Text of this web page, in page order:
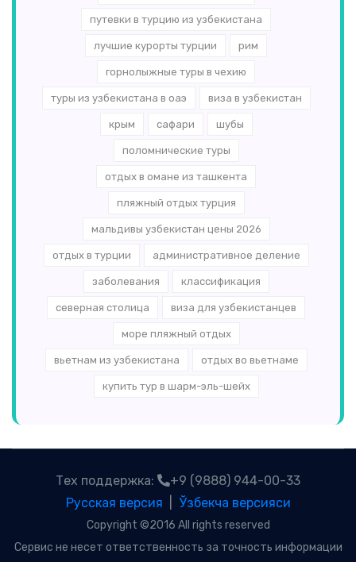
путевки в турцию из узбекистана
лучшие курорты турции рим
горнолыжные туры в чехию
туры из узбекистана в оаэ виза в узбекистан
крым сафари шубы
поломнические туры
отдых в омане из ташкента
пляжный отдых турция
мальдивы узбекистан цены 2026
отдых в турции административное деление
заболевания классификация
северная столица виза для узбекистанцев
море пляжный отдых
вьетнам из узбекистана отдых во вьетнаме
купить тур в шарм-эль-шейх
Тех поддержка:
+9 (9888) 944-00-33
Русская версия
Ўзбекча версияси
Copyright ©2016 All rights reserved
Сервис не несет ответственность за точность информации